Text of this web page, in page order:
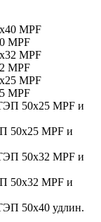
MPF
MPF
MPF
50х25 MPF и
50х32 MPF и